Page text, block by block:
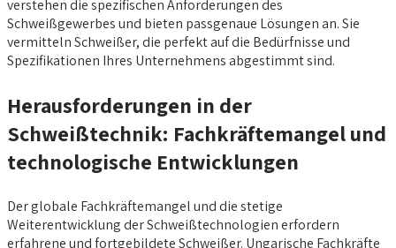
verstehen die spezifischen Anforderungen des
Schweißgewerbes und bieten passgenaue Lösungen an. Sie
vermitteln Schweißer, die perfekt auf die Bedürfnisse und
Spezifikationen Ihres Unternehmens abgestimmt sind.
Herausforderungen in der
Schweißtechnik: Fachkräftemangel und
technologische Entwicklungen
Der globale Fachkräftemangel und die stetige
Weiterentwicklung der Schweißtechnologien erfordern
erfahrene und fortgebildete Schweißer. Ungarische Fachkräfte